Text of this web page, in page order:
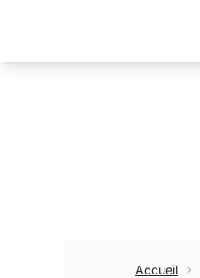
Accueil